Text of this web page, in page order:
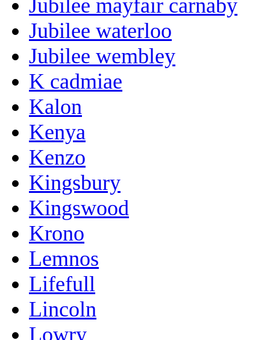
Jubilee mayfair carnaby
Jubilee waterloo
Jubilee wembley
K cadmiae
Kalon
Kenya
Kenzo
Kingsbury
Kingswood
Krono
Lemnos
Lifefull
Lincoln
Lowry